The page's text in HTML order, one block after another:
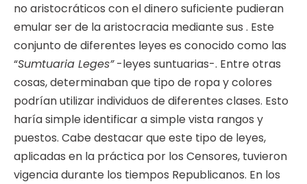
no aristocráticos con el dinero suficiente pudieran
emular ser de la aristocracia mediante sus . Este
conjunto de diferentes leyes es conocido como las
“Sumtuaria Leges”-leyes suntuarias-. Entre otras
cosas, determinaban que tipo de ropa y colores
podrían utilizar individuos de diferentes clases. Esto
haría simple identificar a simple vista rangos y
puestos. Cabe destacar que este tipo de leyes,
aplicadas en la práctica por los Censores, tuvieron
vigencia durante los tiempos Republicanos. En los